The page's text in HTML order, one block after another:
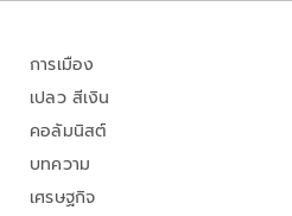
การเมือง
เปลว สีเงิน
คอลัมนิสต์
บทความ
เศรษฐกิจ